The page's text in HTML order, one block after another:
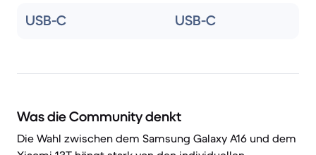
USB-C USB-C
Was die Community denkt
Die Wahl zwischen dem Samsung Galaxy A16 und dem